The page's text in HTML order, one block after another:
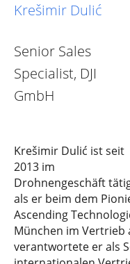
Krešimir Dulić
Senior Sales
Specialist, DJI
GmbH
Krešimir Dulić ist seit
2013 im
Drohnengeschäft
als er beim dem
Ascending
München im Vertrieb
verantwortete er als